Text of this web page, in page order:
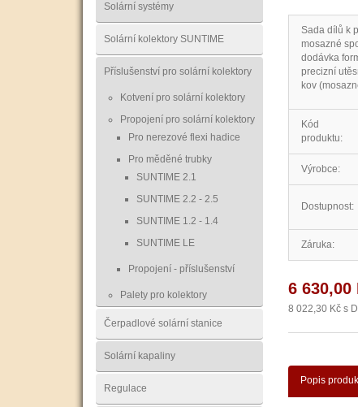
Solární systémy
Solární kolektory SUNTIME
Příslušenství pro solární kolektory
Kotvení pro solární kolektory
Propojení pro solární kolektory
Pro nerezové flexi hadice
Pro měděné trubky
SUNTIME 2.1
SUNTIME 2.2 - 2.5
SUNTIME 1.2 - 1.4
SUNTIME LE
Propojení - příslušenství
Palety pro kolektory
Čerpadlové solární stanice
Solární kapaliny
Regulace
Sada dílů k
mosazné
dodávka
precizní
kov
Kód
produktu:
Výrobce:
Dostupnost:
Záruka:
6 630,00
8 022,30 Kč s
Popis